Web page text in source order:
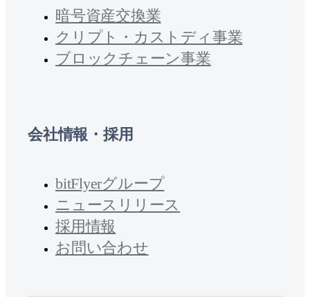
暗号資産交換業
クリプト・カストディ事業
ブロックチェーン事業
会社情報・採用
bitFlyerグループ
ニュースリリース
採用情報
お問い合わせ